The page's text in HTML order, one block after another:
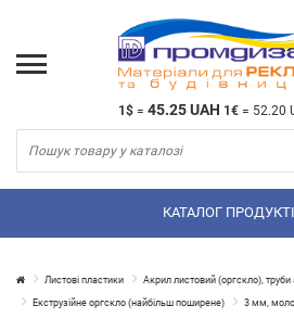
1$ = 45.25 UAH 1€ = 52.20
КАТАЛОГ
Листові пластики Акрил листовий (оргскло), труби
Екструзійне оргскло (найбільш поширене) 3 мм,